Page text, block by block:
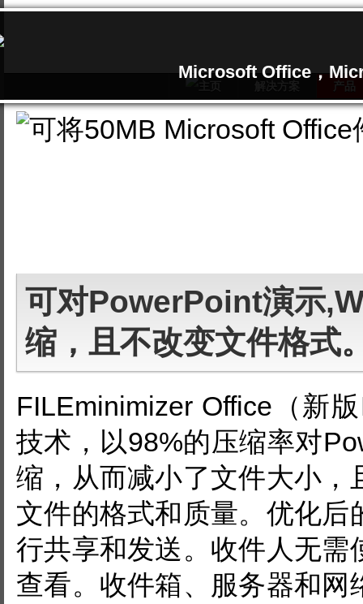
解决方案 产品
可对PowerPoint演示
缩，且不改变文件格式
FILEminimizer Office（新
技术，以98%的压缩率对
缩，从而减小了文件大小
文件的格式和质量。优化
行共享和发送。收件人无
查看。收件箱、服务器和
Microsoft Office，